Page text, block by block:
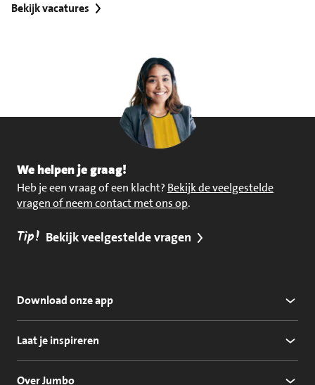
Bekijk vacatures
We helpen je graag!
Heb je een vraag of een klacht? Bekijk de veelgestelde
vragen of neem contact met ons op.
Tip! Bekijk veelgestelde vragen
Download onze app
Laat je inspireren
Over Jumbo